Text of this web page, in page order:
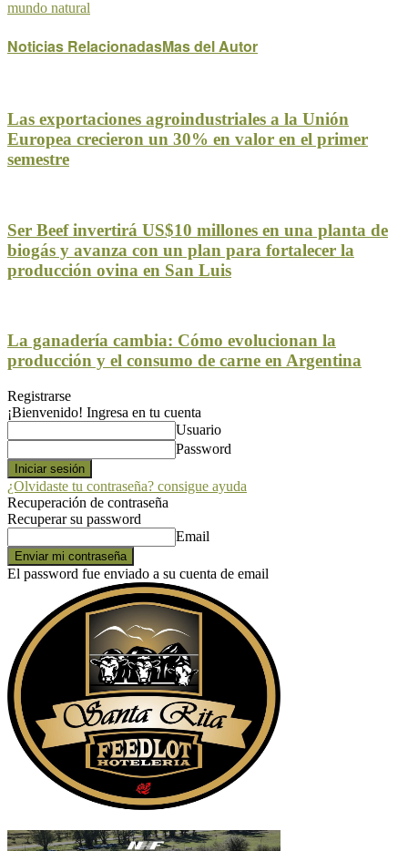
mundo natural
Noticias RelacionadasMas del Autor
Las exportaciones agroindustriales a la Unión
Europea crecieron un 30% en valor en el primer
semestre
Ser Beef invertirá US$10 millones en una planta de
biogás y avanza con un plan para fortalecer la
producción ovina en San Luis
La ganadería cambia: Cómo evolucionan la
producción y el consumo de carne en Argentina
Registrarse
¡Bienvenido! Ingresa en tu cuenta
Usuario
Password
¿Olvidaste tu contraseña? consigue ayuda
Recuperación de contraseña
Recuperar su password
Email
El password fue enviado a su cuenta de email